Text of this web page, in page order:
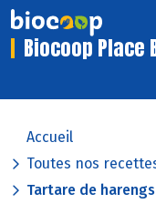
Biocoop Place
Accueil
Toutes nos
Tartare de